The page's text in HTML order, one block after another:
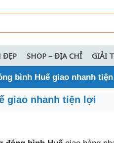
ĐẸP SHOP – ĐỊA CHỈ GIẢI
bình Huế giao nhanh
giao nhanh tiện lợi